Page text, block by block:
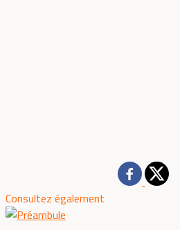
Consultez également